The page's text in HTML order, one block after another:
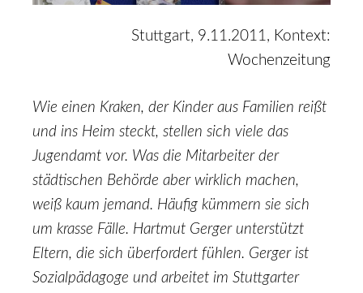
Stuttgart, 9.11.2011, Kontext:
Wochenzeitung
Wie einen Kraken, der Kinder aus Familien reißt
und ins Heim steckt, stellen sich viele das
Jugendamt vor. Was die Mitarbeiter der
städtischen Behörde aber wirklich machen,
weiß kaum jemand. Häufig kümmern sie sich
um krasse Fälle. Hartmut Gerger unterstützt
Eltern, die sich überfordert fühlen. Gerger ist
Sozialpädagoge und arbeitet im Stuttgarter